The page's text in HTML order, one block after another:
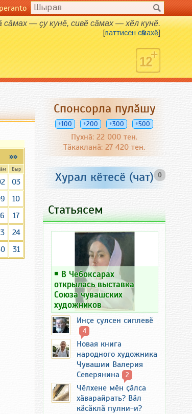
сӑмах — ҫу кунӗ, сивӗ сӑмах — хӗл кунӗ.
[ваттисен сӑмахӗ]
»»
Выр
03
10
17
24
31
Спонсорла пулӑшу
+100 +200 +300 +500
Пухнӑ: 22 000 тен.
Тӑкакланӑ: 27 420 тен.
0
Хурал кӗтесӗ (чат)
Статьясем
￭ В Чебоксарах
открылась выставка
Союза чувашских
художников
Инҫе ҫулсен сиплевӗ
4
Новая книга
народного художника
Чувашии Валерия
Северянина
2
Чӗлхене мӗн ҫӑлса
хӑварайрать? Вӑл
кӑсӑклӑ пулни-и?